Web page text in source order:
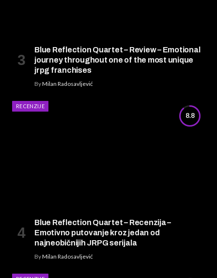
Blue Reflection Quartet – Review – Emotional
journey throughout one of the most unique
jrpg franchises
ByMilan Radosavljević
8.8
RECENZIJE
Blue Reflection Quartet – Recenzija –
Emotivno putovanje kroz jedan od
najneobičnijih JRPG serijala
ByMilan Radosavljević